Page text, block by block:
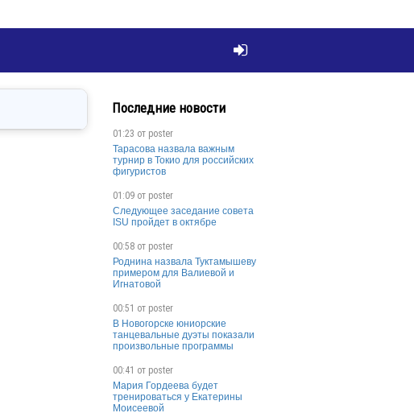

Последние новости
01:23 от poster
Тарасова назвала важным
турнир в Токио для российских
фигуристов
01:09 от poster
Следующее заседание совета
ISU пройдет в октябре
00:58 от poster
Роднина назвала Туктамышеву
примером для Валиевой и
Игнатовой
00:51 от poster
В Новогорске юниорские
танцевальные дуэты показали
произвольные программы
00:41 от poster
Мария Гордеева будет
тренироваться у Екатерины
Моисеевой